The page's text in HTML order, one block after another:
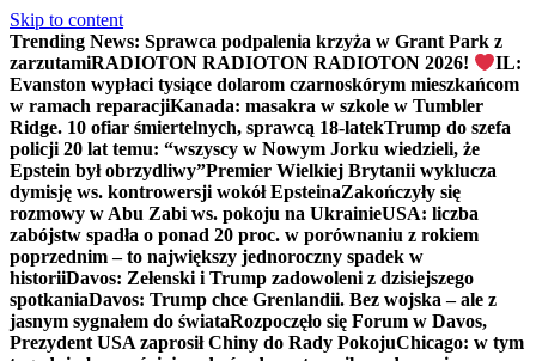
Skip to content
Trending News: Sprawca podpalenia krzyża w Grant Park z
zarzutamiRADIOTON RADIOTON RADIOTON 2026!
IL:
Evanston wypłaci tysiące dolarom czarnoskórym mieszkańcom
w ramach reparacjiKanada: masakra w szkole w Tumbler
Ridge. 10 ofiar śmiertelnych, sprawcą 18-latekTrump do szefa
policji 20 lat temu: “wszyscy w Nowym Jorku wiedzieli, że
Epstein był obrzydliwy”Premier Wielkiej Brytanii wyklucza
dymisję ws. kontrowersji wokół EpsteinaZakończyły się
rozmowy w Abu Zabi ws. pokoju na UkrainieUSA: liczba
zabójstw spadła o ponad 20 proc. w porównaniu z rokiem
poprzednim – to największy jednoroczny spadek w
historiiDavos: Zełenski i Trump zadowoleni z dzisiejszego
spotkaniaDavos: Trump chce Grenlandii. Bez wojska – ale z
jasnym sygnałem do świataRozpoczęło się Forum w Davos,
Prezydent USA zaprosił Chiny do Rady PokojuChicago: w tym